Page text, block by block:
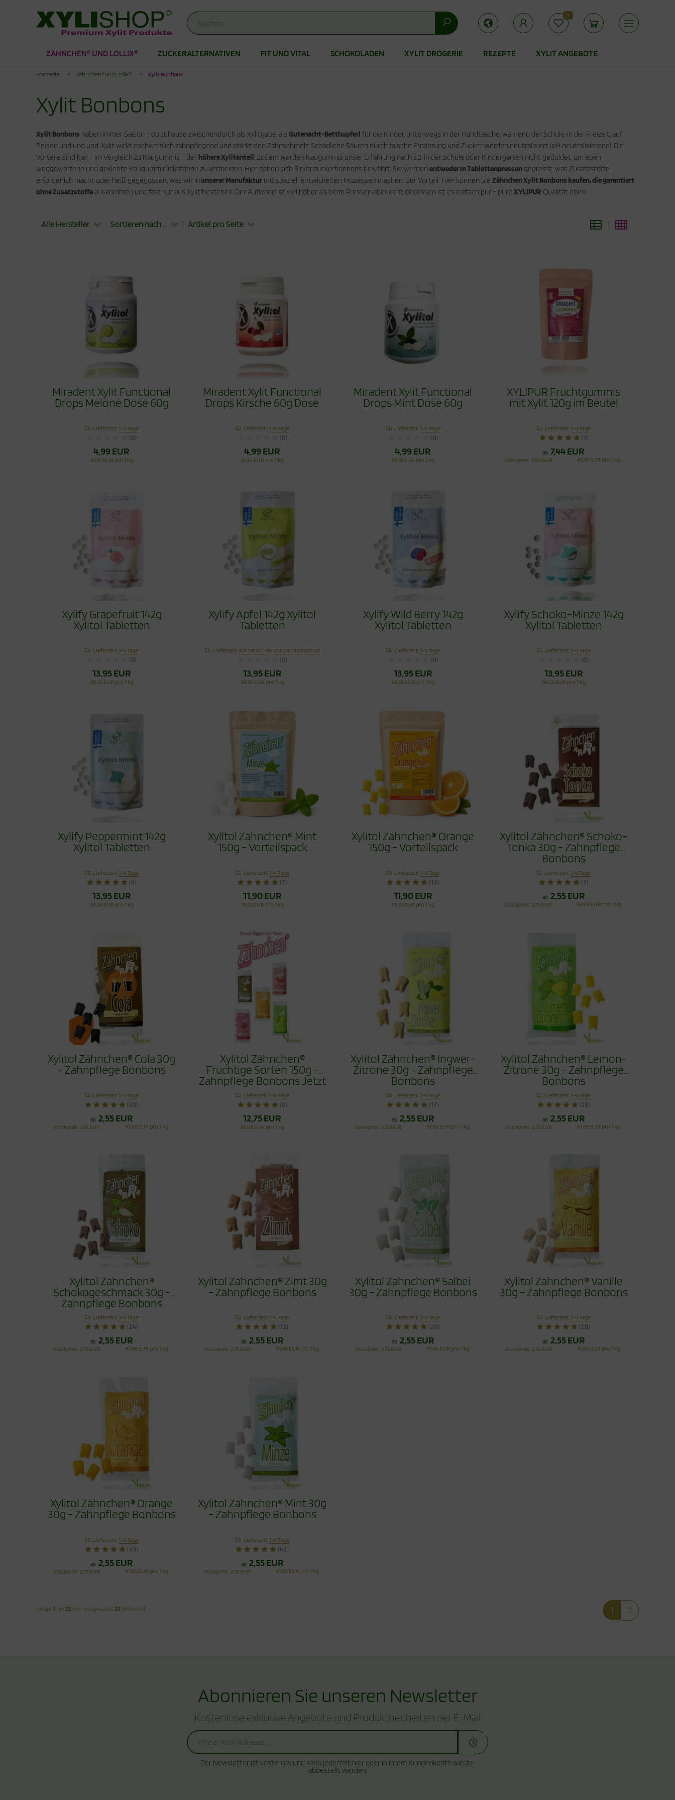
1
ZÄHNCHEN® UND LOLLIX® ZUCKERALTERNATIVEN FIT UND VITAL SCHOKOLADEN XYLIT DROGERIE REZEPTE XYLIT ANGEBOTE
Startseite Zähnchen® und LolliX® Xylit Bonbons
Xylit Bonbons
Xylit Bonbons haben immer Saison - ob zuhause zwischendurch als Xylitgabe, als Gutenacht-Betthupferl für die Kinder, unterwegs in der Handtasche, während der Schule, in der Freizeit, auf
Reisen und und und. Xylit wirkt nachweislich zahnpflegend und stärkt den Zahnschmelz. Schädliche Säuren durch falsche Ernährung und Zucker werden neutralisiert (pH neutralisierend). Die
Vorteile sind klar - im Vergleich zu Kaugummis - der höhere Xylitanteil. Zudem werden Kaugummis unser Erfahrung nach z.B. in der Schule oder Kindergarten nicht geduldet, um eben
weggeworfene und geklebte Kaugummirückstände zu vermeiden. Hier haben sich Birkenzuckerbonbons bewährt. Sie werden entweder in Tablettenpressen gepresst, was Zusatzstoffe
erforderlich macht oder heiß gegegossen, was wir in unserer Manufaktur mit speziell entwickelten Prozessen machen. Der Vorteil: Hier können Sie Zähnchen Xylit Bonbons kaufen, die garantiert
ohne Zusatzstoffe auskommen und fast nur aus Xylit bestehen. Der Aufwand ist viel höher als beim Pressen aber echt gegossen ist es einfach pur - pure XYLIPUR Qualität eben.
Alle Hersteller Sortieren nach ... Artikel pro Seite
Miradent Xylit Functional
Drops Melone Dose 60g
Lieferzeit:1-4 Tage
(0)
4,99 EUR
83,10 EUR pro 1 kg
Miradent Xylit Functional
Drops Kirsche 60g Dose
Lieferzeit:1-4 Tage
(0)
4,99 EUR
83,10 EUR pro 1 kg
Miradent Xylit Functional
Drops Mint Dose 60g
Lieferzeit:1-4 Tage
(0)
4,99 EUR
83,10 EUR pro 1 kg
XYLIPUR Fruchtgummis
mit Xylit 120g im Beutel
Lieferzeit:1-4 Tage
(1)
ab 7,44 EUR
Stückpreis 7,90 EUR 65,81 EUR pro 1 kg
Xylify Grapefruit 142g
Xylitol Tabletten
Lieferzeit:1-4 Tage
(0)
13,95 EUR
98,26 EUR pro 1 kg
Xylify Apfel 142g Xylitol
Tabletten
Lieferzeit:Wir bemühen uns um Nachschub
(0)
13,95 EUR
98,26 EUR pro 1 kg
Xylify Wild Berry 142g
Xylitol Tabletten
Lieferzeit:1-4 Tage
(0)
13,95 EUR
98,26 EUR pro 1 kg
Xylify Schoko-Minze 142g
Xylitol Tabletten
Lieferzeit:1-4 Tage
(0)
13,95 EUR
98,26 EUR pro 1 kg
Xylify Peppermint 142g
Xylitol Tabletten
Lieferzeit:1-4 Tage
(4)
13,95 EUR
98,26 EUR pro 1 kg
Xylitol Zähnchen® Mint
150g - Vorteilspack
Lieferzeit:1-4 Tage
(7)
11,90 EUR
79,32 EUR pro 1 kg
Xylitol Zähnchen® Orange
150g - Vorteilspack
Lieferzeit:1-4 Tage
(12)
11,90 EUR
79,32 EUR pro 1 kg
Xylitol Zähnchen® Schoko-
Tonka 30g - Zahnpflege
Bonbons
Lieferzeit:1-4 Tage
(3)
ab 2,55 EUR
Stückpreis 2,79 EUR 93,09 EUR pro 1 kg
Xylitol Zähnchen® Cola 30g
- Zahnpflege Bonbons
Lieferzeit:1-4 Tage
(30)
ab 2,55 EUR
Stückpreis 2,75 EUR 91,66 EUR pro 1 kg
Xylitol Zähnchen®
Fruchtige Sorten 150g -
Zahnpflege Bonbons Jetzt
mit Himbeere
Lieferzeit:1-4 Tage
(9)
12,75 EUR
85,03 EUR pro 1 kg
Xylitol Zähnchen® Ingwer-
Zitrone 30g - Zahnpflege
Bonbons
Lieferzeit:1-4 Tage
(17)
ab 2,55 EUR
Stückpreis 2,75 EUR 91,66 EUR pro 1 kg
Xylitol Zähnchen® Lemon-
Zitrone 30g - Zahnpflege
Bonbons
Lieferzeit:1-4 Tage
(25)
ab 2,55 EUR
Stückpreis 2,75 EUR 91,66 EUR pro 1 kg
Xylitol Zähnchen®
Schokogeschmack 30g -
Zahnpflege Bonbons
Lieferzeit:1-4 Tage
(24)
ab 2,55 EUR
Stückpreis 2,75 EUR 91,66 EUR pro 1 kg
Xylitol Zähnchen® Zimt 30g
- Zahnpflege Bonbons
Lieferzeit:1-4 Tage
(12)
ab 2,55 EUR
Stückpreis 2,75 EUR 91,66 EUR pro 1 kg
Xylitol Zähnchen® Salbei
30g - Zahnpflege Bonbons
Lieferzeit:1-4 Tage
(20)
ab 2,55 EUR
Stückpreis 2,75 EUR 91,66 EUR pro 1 kg
Xylitol Zähnchen® Vanille
30g - Zahnpflege Bonbons
Lieferzeit:1-4 Tage
(28)
ab 2,55 EUR
Stückpreis 2,75 EUR 91,66 EUR pro 1 kg
Xylitol Zähnchen® Orange
30g - Zahnpflege Bonbons
Lieferzeit:1-4 Tage
(45)
ab 2,55 EUR
Stückpreis 2,75 EUR 91,66 EUR pro 1 kg
Xylitol Zähnchen® Mint 30g
- Zahnpflege Bonbons
Lieferzeit:1-4 Tage
(42)
ab 2,55 EUR
Stückpreis 2,75 EUR 91,66 EUR pro 1 kg
Zeige 1 bis 22 (von insgesamt22 Artikeln) 1
Abonnieren Sie unseren Newsletter
Kostenlose exklusive Angebote und Produktneuheiten per E-Mail
Der Newsletter ist kostenlos und kann jederzeit hier oder in Ihrem Kundenkonto wieder
abbestellt werden.
mit Xylit
für die Stoffwechselkur
Zahnpasta
für Kinder